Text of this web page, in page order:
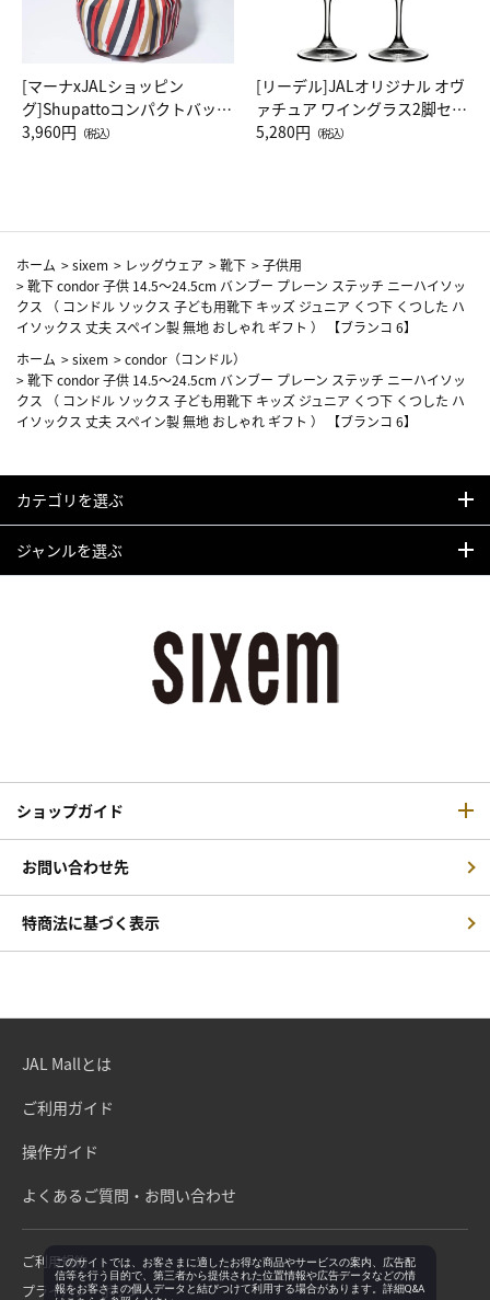
[マーナxJALショッピン
グ]Shupattoコンパクトバッグ
Drop JAL客室乗務員（LC）ス
3,960円 （税込）
[リーデル]JALオリジナル オヴ
ァチュア ワイングラス2脚セッ
ト（レッドワイン）
5,280円 （税込）
ホーム >sixem > レッグウェア >靴下 >子供用
>靴下 condor 子供 14.5～24.5cm バンブー プレーン ステッチ ニーハイソッ
クス （ コンドル ソックス 子ども用靴下 キッズ ジュニア くつ下 くつした ハ
イソックス 丈夫 スペイン製 無地 おしゃれ ギフト ） 【ブランコ 6】
ホーム >sixem >condor（コンドル）
>靴下 condor 子供 14.5～24.5cm バンブー プレーン ステッチ ニーハイソッ
クス （ コンドル ソックス 子ども用靴下 キッズ ジュニア くつ下 くつした ハ
イソックス 丈夫 スペイン製 無地 おしゃれ ギフト ） 【ブランコ 6】
カテゴリを選ぶ
ジャンルを選ぶ
ショップガイド
お問い合わせ先
特商法に基づく表示
JAL Mallとは
ご利用ガイド
操作ガイド
よくあるご質問・お問い合わせ
ご利用規約
プライバシーポリシー
このサイトでは、お客さまに適したお得な商品やサービスの案内、広告配
信等を行う目的で、第三者から提供された位置情報や広告データなどの情
報をお客さまの個人データと結びつけて利用する場合があります。詳細Q&A